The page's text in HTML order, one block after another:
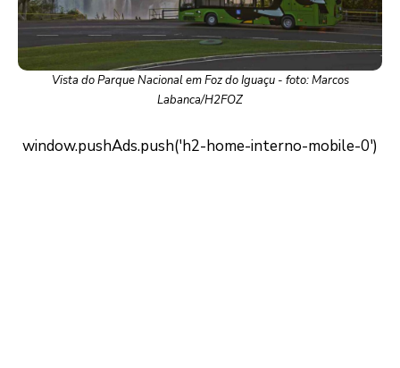
Vista do Parque Nacional em Foz do Iguaçu - foto: Marcos
Labanca/H2FOZ